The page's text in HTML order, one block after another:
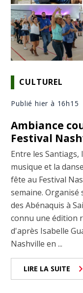
CULTUREL
Publié hier à 16h15
Ambiance
Festival
Entre les Santiags,
musique et la
fête au Festival
semaine.
des Abénaquis à
connu une édition
d'après Isabelle
Nashville en ...
LIRE LA SUITE